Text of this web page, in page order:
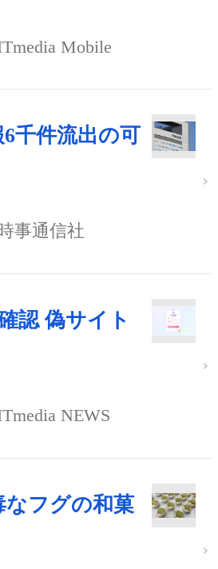
Mobile
千件流出の可
事通信社
認 偽サイト
NEWS
なフグの和菓